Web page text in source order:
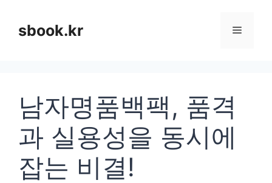
sbook.kr 메
남자명품백팩, 품격
과 실용성을 동시에
잡는 비결!